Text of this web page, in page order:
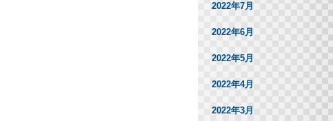
2022年7月
2022年6月
2022年5月
2022年4月
2022年3月